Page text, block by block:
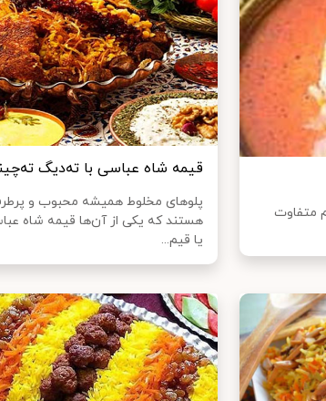
متفاوت
قیمه شاه عباسی با ته‌دیگ
پلو‌های مخلوط همیشه محبوب و
هستند که یکی از آن‌ها قیمه شاه
یا قیم...